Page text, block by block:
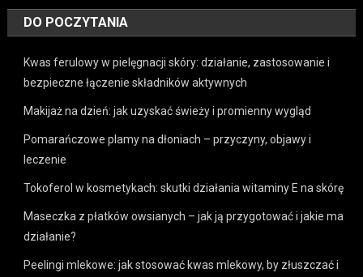
DO POCZYTANIA
Kwas ferulowy w pielęgnacji skóry: działanie, zastosowanie i
bezpieczne łączenie składników aktywnych
Makijaż na dzień: jak uzyskać świeży i promienny wygląd
Pomarańczowe plamy na dłoniach – przyczyny, objawy i
leczenie
Tokoferol w kosmetykach: skutki działania witaminy E na skórę
Maseczka z płatków owsianych – jak ją przygotować i jakie ma
działanie?
Peelingi mlekowe: jak stosować kwas mlekowy, by złuszczać i